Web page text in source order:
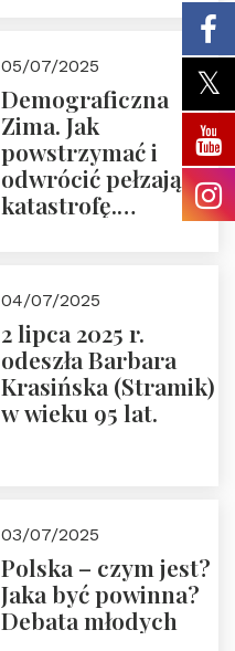
05/07/2025
Demograficzna
Zima. Jak
powstrzymać i
odwrócić pełzającą
katastrofę.
Nowego
Ćwierćwiecza”
04/07/2025
2 lipca 2025 r.
odeszła Barbara
Krasińska (Stramik)
w wieku 95 lat.
03/07/2025
Polska – czym jest?
Jaka być powinna?
Debata młodych